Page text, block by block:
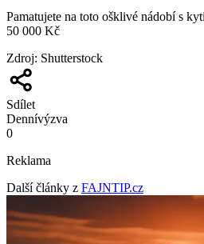
Pamatujete na toto ošklivé nádobí s
50 000 Kč
Zdroj: Shutterstock
Sdílet
Dennívýzva
0
Reklama
Další články z FAJNTIP.cz